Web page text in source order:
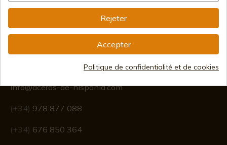
Information
info@aceros-de-hispania.com
(+34) 978 877 088
(+34) 676 850 364
Rejeter
Accepter
Politique de confidentialité et de cookies